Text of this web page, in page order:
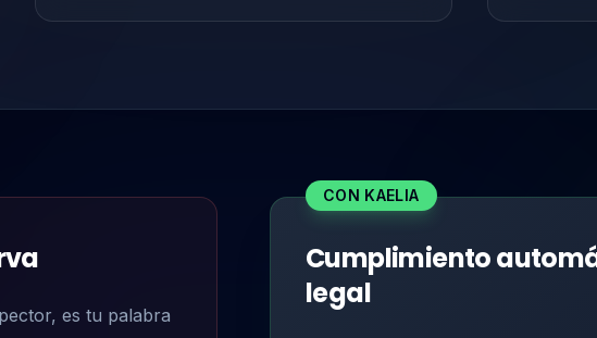
es tu palabra
CON KAELIA
Cumplimiento
legal